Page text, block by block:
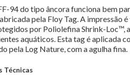
94 do tipo âncora funciona bem
pela Floy Tag. A impressão
por Poliolefina Shrink-Loc™,
aquáticos. Esta tag é aplicada
pela Log Nature, com a agulha fina.
Técnicas